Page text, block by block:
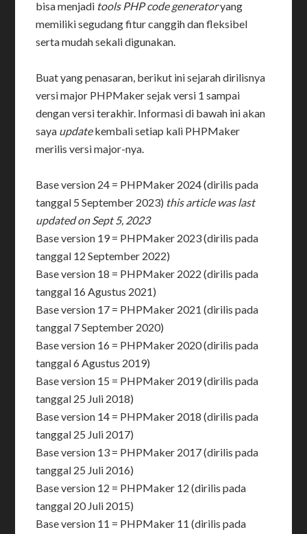
bisa menjadi tools PHP code generatoryang
memiliki segudang fitur canggih dan fleksibel
serta mudah sekali digunakan.
Buat yang penasaran, berikut ini sejarah dirilisnya
versi major PHPMaker sejak versi 1 sampai
dengan versi terakhir. Informasi di bawah ini akan
saya updatekembali setiap kali PHPMaker
merilis versi major-nya.
Base version 24 = PHPMaker 2024 (dirilis pada
tanggal 5 September 2023) this article was last
updated on Sept 5, 2023
Base version 19 = PHPMaker 2023 (dirilis pada
tanggal 12 September 2022)
Base version 18 = PHPMaker 2022 (dirilis pada
tanggal 16 Agustus 2021)
Base version 17 = PHPMaker 2021 (dirilis pada
tanggal 7 September 2020)
Base version 16 = PHPMaker 2020 (dirilis pada
tanggal 6 Agustus 2019)
Base version 15 = PHPMaker 2019 (dirilis pada
tanggal 25 Juli 2018)
Base version 14 = PHPMaker 2018 (dirilis pada
tanggal 25 Juli 2017)
Base version 13 = PHPMaker 2017 (dirilis pada
tanggal 25 Juli 2016)
Base version 12 = PHPMaker 12 (dirilis pada
tanggal 20 Juli 2015)
Base version 11 = PHPMaker 11 (dirilis pada